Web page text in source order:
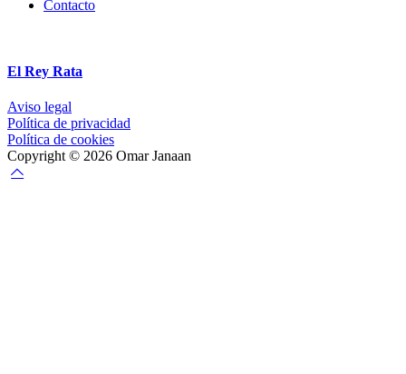
Contacto
El Rey Rata
Aviso legal
Política de privacidad
Política de cookies
Copyright © 2026 Omar Janaan